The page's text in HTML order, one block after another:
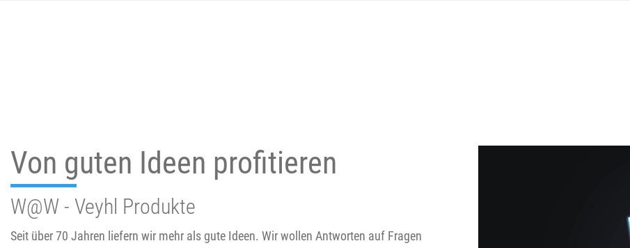
Von guten Ideen profitieren
W@W - Veyhl Produkte
Seit über 70 Jahren liefern wir mehr als gute Ideen. Wir wollen Antworten auf Fragen